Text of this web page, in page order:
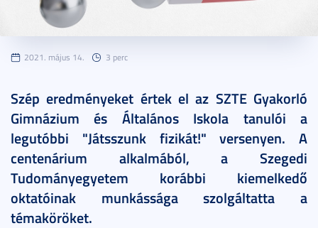
2021. május 14. 3 perc
Szép eredményeket értek el az SZTE Gyakorló
Gimnázium és Általános Iskola tanulói a
legutóbbi "Játsszunk fizikát!" versenyen. A
centenárium alkalmából, a Szegedi
Tudományegyetem korábbi kiemelkedő
oktatóinak munkássága szolgáltatta a
témaköröket.